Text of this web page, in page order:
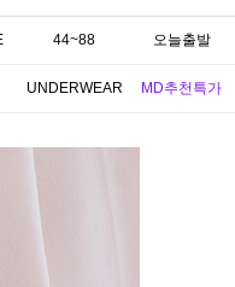
44~88 오늘출발
UNDERWEAR MD추천특가